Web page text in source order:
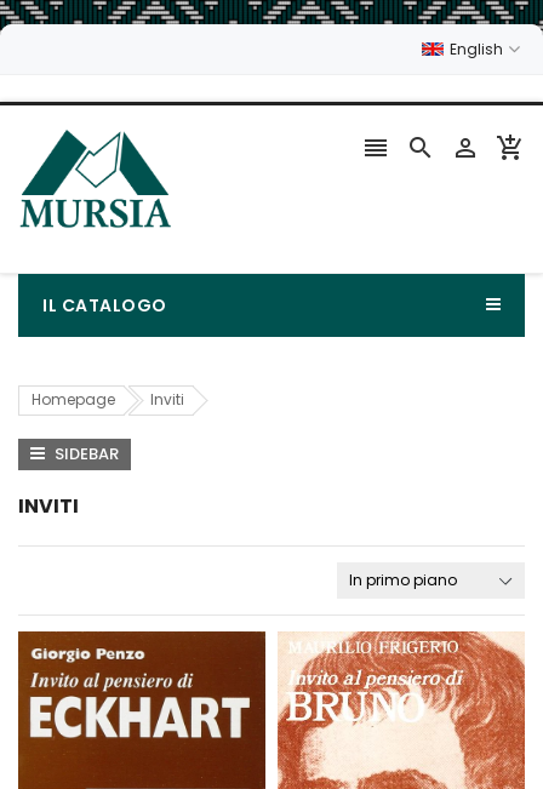
English
   
IL CATALOGO
Homepage Inviti
SIDEBAR
INVITI